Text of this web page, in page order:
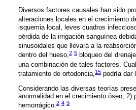
Diversos factores causales han sido
alteraciones locales en el crecimiento
isquemia local, leves cuadros
pérdida de la irrigación sanguínea
sinusoidales que llevará a la
dentro del hueso,2 5 bloqueo del
una combinación de tales factores.
tratamiento de ortodoncia,15 podría dar
Considerando las diversas teorías
anormalidad en el crecimiento óseo; 2)
hemorrágico.2 4 9